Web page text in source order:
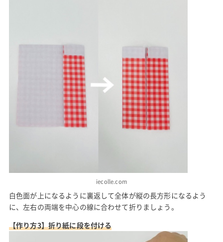
iecolle.com
白色面が上になるように裏返して全体が縦の長方形になるよう
に、左右の両端を中心の線に合わせて折りましょう。
【作り方3】折り紙に段を付ける